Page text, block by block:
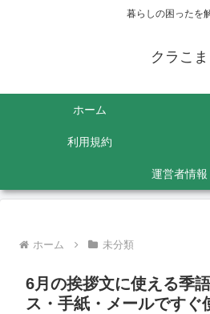
暮らしの困ったを
クラこま
ホーム
利用規約
運営者情報
ホーム 未分類
6月の挨拶文に使える季
ス・手紙・メールですぐ